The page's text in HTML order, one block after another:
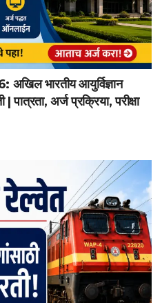
भारतीय आयुर्विज्ञान
अर्ज प्रक्रिया, परीक्षा